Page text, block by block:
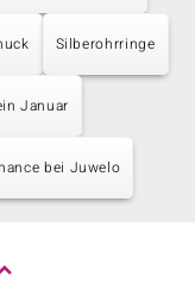
Silberohrringe
Januar
bei Juwelo